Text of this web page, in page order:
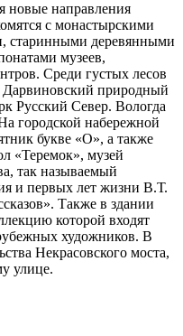
новые направления
с монастырскими
старинными деревянными
музеев,
Среди густых лесов
Дарвиновский природный
Русский Север. Вологда
городской набережной
букве «О», а также
«Теремок», музей
так называемый
и первых лет жизни В.Т.
Также в здании
которой входят
художников. В
Некрасовского моста,
улице.